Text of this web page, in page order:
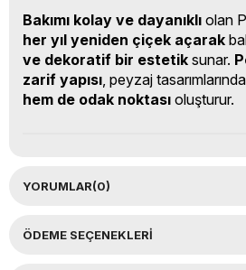
Bakımı kolay ve dayanıklı olan
her yıl yeniden çiçek açarak
ve dekoratif bir estetik sunar.
zarif yapısı , peyzaj tasarımlarında
hem de odak noktası oluşturur.
YORUMLAR(0)
ÖDEME SEÇENEKLERI